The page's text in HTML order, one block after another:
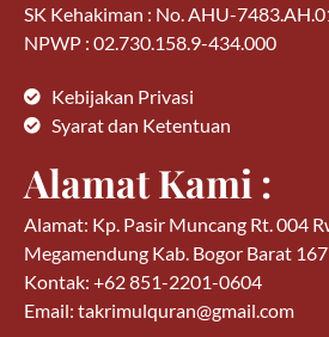
SK Kehakiman : No. AHU-
NPWP : 02.730.158.9-434.000
Kebijakan Privasi
Syarat dan Ketentuan
Alamat Kami :
Alamat: Kp. Pasir Muncang Rt. 004
Megamendung Kab. Bogor Barat
Kontak: +62 851-2201-0604
Email: takrimulquran@gmail.com